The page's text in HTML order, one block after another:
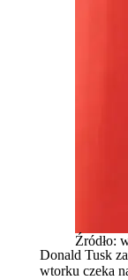
Źródło:
Donald Tusk
wtorku czeka